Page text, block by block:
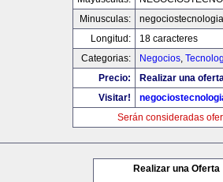
Minusculas:
Longitud:
18 caracteres
Categorias:
Negocios,
Precio:
Realizar una
Visitar!
Serán consideradas
Realizar una Oferta